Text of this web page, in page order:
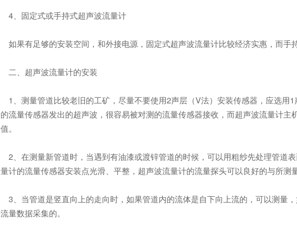
4、固定式或手持式超声波流量计
如果有足够的安装空间，和外接电源，固定式超声波流量计比较经济实惠，而手
二、超声波流量计的安装
1、测量管道比较老旧的工矿，尽量不要使用2声层（V法）安装传感器，应选用
的流量传感器发出的超声波，很容易被对测的流量传感器接收，而超声波流量计
值。
2、在测量新管道时，当遇到有油漆或渡锌管道的时候，可以用粗纱先处理管道
量计的流量传感器安装点光滑、平整，超声波流量计的流量探头可以良好的与所测
3、当管道是竖直向上的走向时，如果管道内的流体是自下向上流的，可以测量
流量数据采集的。